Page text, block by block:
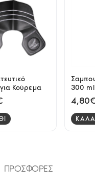
Κούρεμα
300 ml
ΠΡΟΣΦΟΡΕΣ